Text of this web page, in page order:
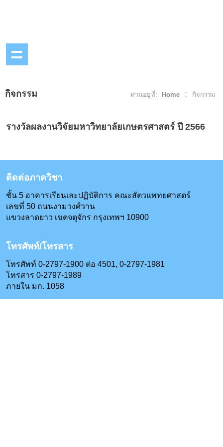
กิจกรรม ท่านอยู่ที่: Home กิจกรรม
รางวัลผลงานวิจัยมหาวิทยาลัยเกษตรศาสตร์ ปี 2566
ติดต่อภาควิชา
ชั้น 5 อาคารเรียนเละปฏิบัติการ คณะสัตวแพทยศาสตร์
เลขที่ 50 ถนนงามวงศ์วาน
แขวงลาดยาว เขตจตุจักร กรุงเทพฯ 10900
โทรศัพท์/โทรสาร
โทรศัพท์ 0-2797-1900 ต่อ 4501, 0-2797-1981
โทรสาร 0-2797-1989
ภายใน มก. 1058